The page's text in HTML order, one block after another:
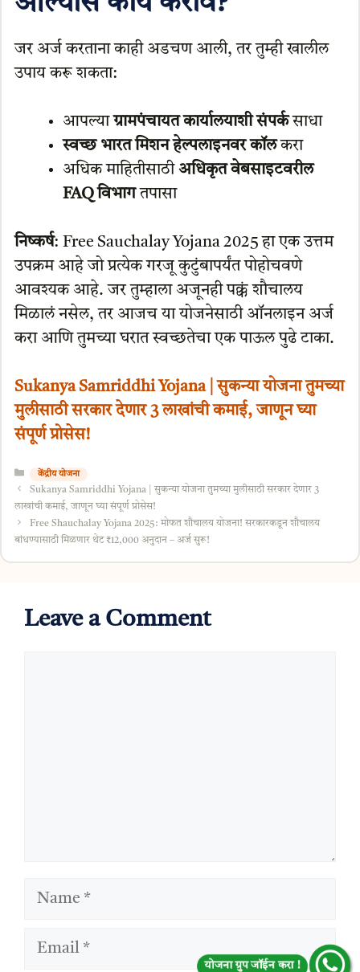
जर अर्ज करताना काही अडचण आली, तर तुम्ही खालील
उपाय करू शकता:
आपल्याग्रामपंचायत कार्यालयाशी संपर्कसाधा
स्वच्छ भारत मिशन हेल्पलाइनवर कॉलकरा
अधिक माहितीसाठी अधिकृत वेबसाइटवरील
FAQ विभागतपासा
निष्कर्ष: Free Sauchalay Yojana 2025 हा एक उत्तम
उपक्रम आहे जो प्रत्येक गरजू कुटुंबापर्यंत पोहोचवणे
आवश्यक आहे. जर तुम्हाला अजूनही पक्कं शौचालय
मिळालं नसेल, तर आजच या योजनेसाठी ऑनलाइन अर्ज
करा आणि तुमच्या घरात स्वच्छतेचा एक पाऊल पुढे टाका.
Sukanya Samriddhi Yojana | सुकन्या योजना तुमच्या
मुलीसाठी सरकार देणार 3 लाखांची कमाई, जाणून घ्या
संपूर्ण प्रोसेस!
Categories
केंद्रीय योजना
Sukanya Samriddhi Yojana | सुकन्या योजना तुमच्या मुलीसाठी सरकार देणार 3
लाखांची कमाई, जाणून घ्या संपूर्ण प्रोसेस!
Free Shauchalay Yojana 2025: मोफत शौचालय योजना! सरकारकडून शौचालय
बांधण्यासाठी मिळणार थेट ₹12,000 अनुदान – अर्ज सुरू!
Leave a Comment
Name
Email
योजना ग्रुप जॉईन करा !